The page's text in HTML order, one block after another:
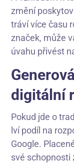
změní
tráví více času
značek, může
úvahu přivést
digitální
Pokud jde o
lví podíl na
Google.
své schopnosti